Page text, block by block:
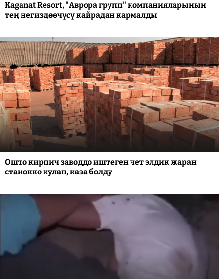
Kaganat Resort, "Аврора групп" компанияларынын
тең негиздөөчүсү кайрадан кармалды
Ошто кирпич заводдо иштеген чет элдик жаран
станокко кулап, каза болду